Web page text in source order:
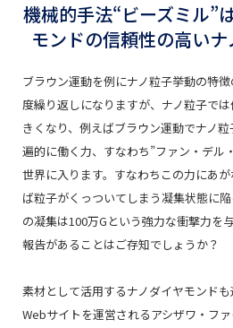
機械的手法“ビーズミル”
モンドの信頼性の高い
ブラウン運動を例にナノ粒子挙動の特
度繰り返しになりますが、ナノ粒子で
きくなり、例えばブラウン運動でナノ
遍的に働く力、すなわち”ファン・デル
世界に入ります。すなわちこの力にあ
ば粒子がくっついてしまう凝集状態に
の凝集は100万Gという強力な衝撃力を
報告があることはご存知でしょうか？
素材として活用するナノダイヤモンド
Webサイトを運営されるアシザワ・フ